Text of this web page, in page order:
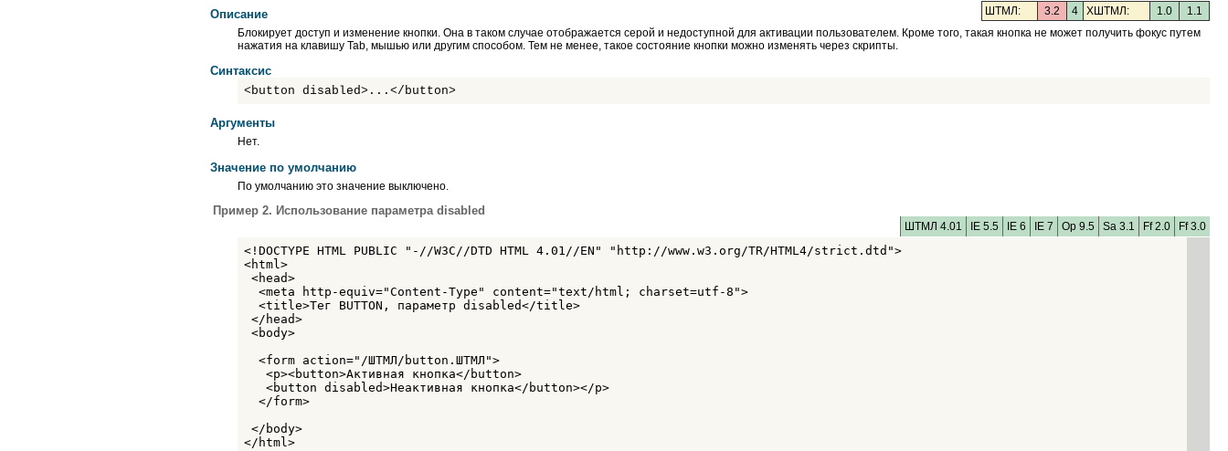
ШТМЛ: 3.2 4 XШТМЛ: 1.0 1.1
Описание
Блокирует доступ и изменение кнопки. Она в таком случае отображается серой и недоступной для активации пользователем. Кроме того, такая кнопка не может получить фокус путем
нажатия на клавишу Tab, мышью или другим способом. Тем не менее, такое состояние кнопки можно изменять через скрипты.
Синтаксис
<button disabled>...</button>
Аргументы
Нет.
Значение по умолчанию
По умолчанию это значение выключено.
Пример 2. Использование параметра disabled
ШТМЛ 4.01 IE 5.5 IE 6 IE 7 Op 9.5 Sa 3.1 Ff 2.0 Ff 3.0
<!DOCTYPE HTML PUBLIC "-//W3C//DTD HTML 4.01//EN" "http://www.w3.org/TR/HTML4/strict.dtd">
<html>
<head>
  <meta http-equiv="Content-Type" content="text/html; charset=utf-8">
  <title>Тег BUTTON, параметр disabled</title>
</head>
<body>
  <form action="/ШТМЛ/button.ШТМЛ">
   <p><button>Активная кнопка</button>
   <button disabled>Неактивная кнопка</button></p>
  </form>
</body>
</html>